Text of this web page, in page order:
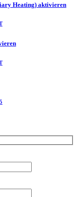
Heating) aktivieren